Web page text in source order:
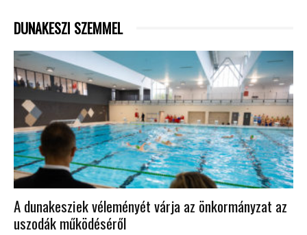
DUNAKESZI SZEMMEL
A dunakesziek véleményét várja az önkormányzat az
uszodák működéséről